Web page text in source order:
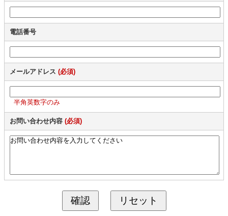
電話番号
メールアドレス (必須)
半角英数字のみ
お問い合わせ内容 (必須)